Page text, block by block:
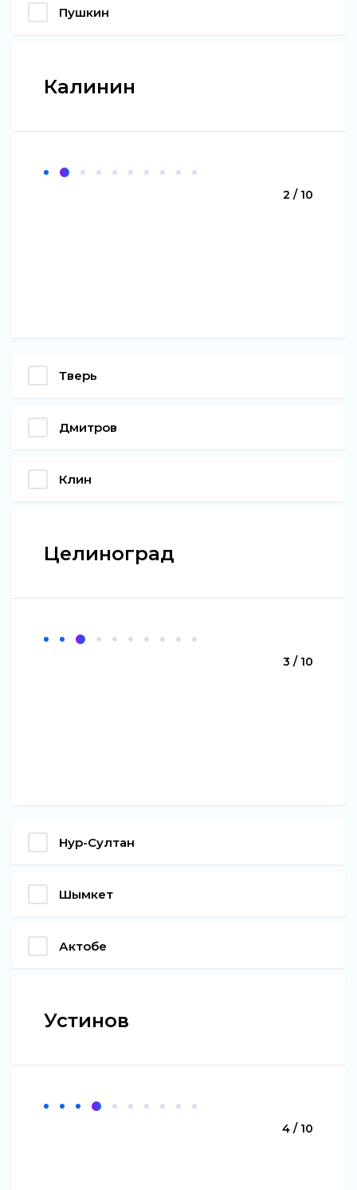
Пушкин
Калинин
2 / 10
Тверь
Дмитров
Клин
Целиноград
3 / 10
Нур-Султан
Шымкет
Актобе
Устинов
4 / 10